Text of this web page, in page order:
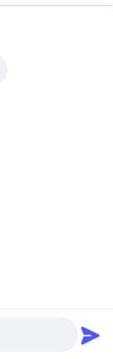
Fuguang Import
réservés.